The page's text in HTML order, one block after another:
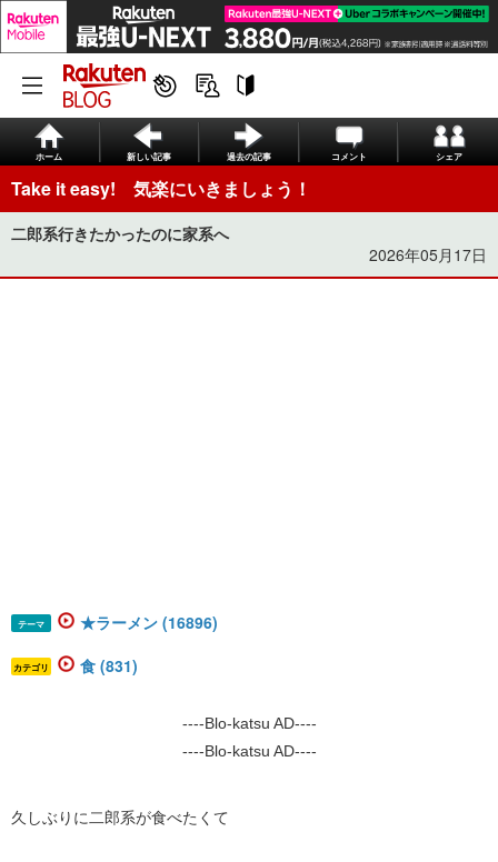
ホーム 新しい記事 過去の記事 コメント シェア
Take it easy! 気楽にいきましょう！
二郎系行きたかったのに家系へ
2026年05月17日
テーマ ★ラーメン (16896)
カテゴリ 食 (831)
----Blo-katsu AD----
----Blo-katsu AD----
久しぶりに二郎系が食べたくて